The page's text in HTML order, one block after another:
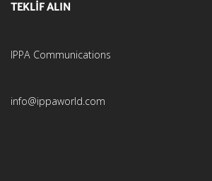
TEKLİF ALIN
IPPA Communications
info@ippaworld.com